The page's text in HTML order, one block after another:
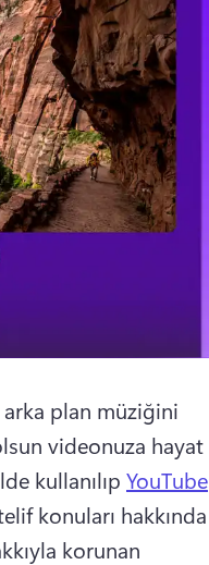
plan müziğini
videonuza hayat
kullanılıp YouTube
konuları hakkında
korunan